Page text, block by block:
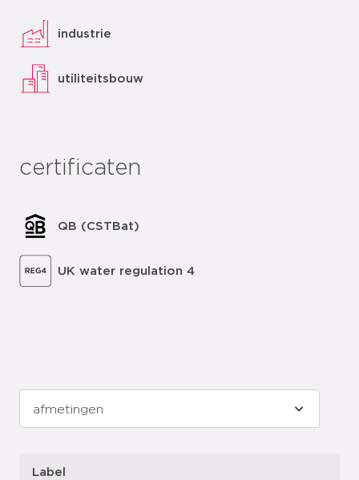
industrie
utiliteitsbouw
certificaten
QB (CSTBat)
UK water regulation 4
Label